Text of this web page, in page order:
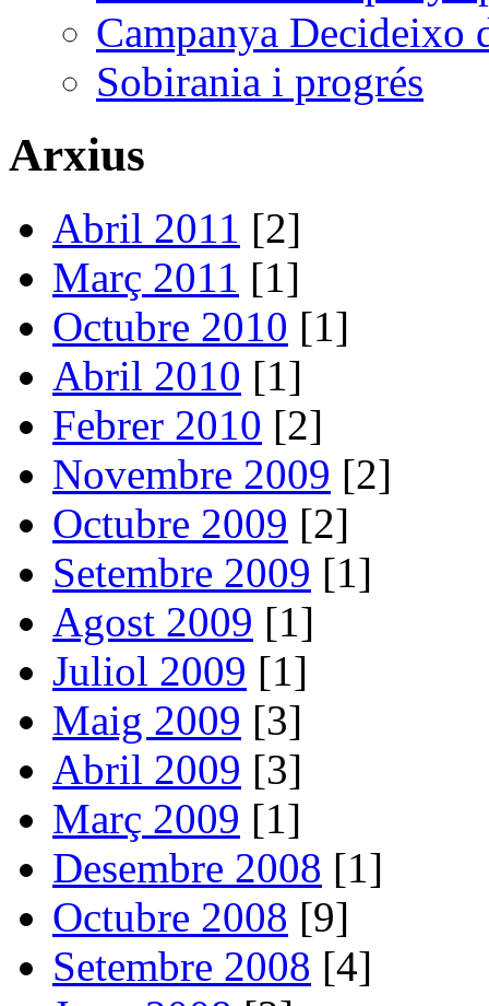
Campanya Decideixo
Sobirania i progrés
Arxius
Abril 2011 [2]
Març 2011 [1]
Octubre 2010 [1]
Abril 2010 [1]
Febrer 2010 [2]
Novembre 2009 [2]
Octubre 2009 [2]
Setembre 2009 [1]
Agost 2009 [1]
Juliol 2009 [1]
Maig 2009 [3]
Abril 2009 [3]
Març 2009 [1]
Desembre 2008 [1]
Octubre 2008 [9]
Setembre 2008 [4]